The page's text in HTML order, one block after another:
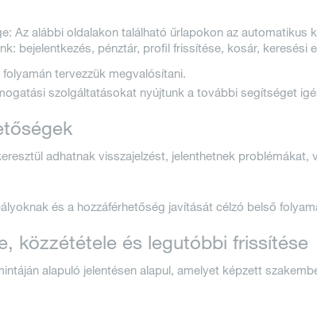
Az alábbi oldalakon található űrlapokon az
bejelentkezés, pénztár, profil frissítése, kosár, keresési
tervezzük megvalósítani.
szolgáltatásokat nyújtunk a további segítséget
adhatnak visszajelzést, jelenthetnek problémákat,
és a hozzáférhetőség javítását célzó belső
közzététele és legutóbbi frissítése
alapuló jelentésen alapul, amelyet képzett